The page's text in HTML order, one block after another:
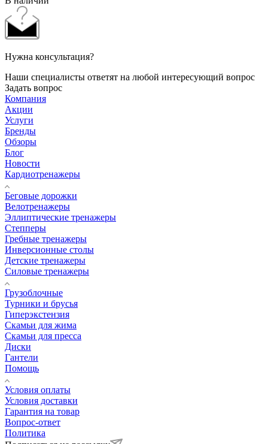
Нужна консультация?
Наши специалисты ответят на любой интересующий вопрос
Задать вопрос
Компания
Акции
Услуги
Бренды
Обзоры
Блог
Новости
Кардиотренажеры
Беговые дорожки
Велотренажеры
Эллиптические тренажеры
Степперы
Гребные тренажеры
Инверсионные столы
Детские тренажеры
Силовые тренажеры
Грузоблочные
Турники и брусья
Гиперэкстензия
Скамьи для жима
Скамьи для пресса
Диски
Гантели
Помощь
Условия оплаты
Условия доставки
Гарантия на товар
Вопрос-ответ
Политика